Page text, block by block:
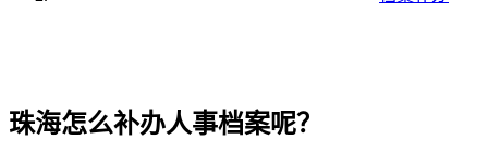
珠海怎么补办人事档案呢？